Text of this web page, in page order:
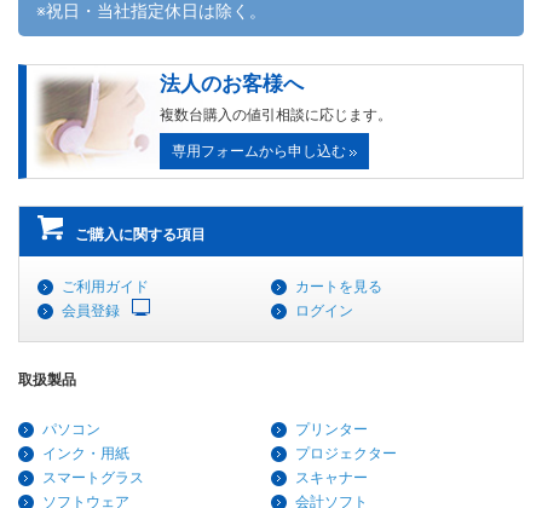
※祝日・当社指定休日は除く。
法人のお客様へ
複数台購入の値引相談に応じます。
専用フォームから申し込む
ご購入に関する項目
ご利用ガイド
カートを見る
会員登録
ログイン
取扱製品
パソコン
プリンター
インク・用紙
プロジェクター
スマートグラス
スキャナー
ソフトウェア
会計ソフト